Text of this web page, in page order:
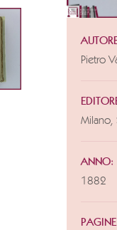
Pietro
Milano,
ANNO:
1882